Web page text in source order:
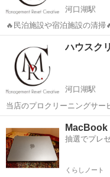
河口湖駅
🔥民泊施設や宿泊施設の清掃🔥 私たちは、民泊清掃サービスを通
お客様に最高の宿泊体験を提
単なる作業ではなく、訪れる
プロセスです。私たちは以下
河口湖
ハウスク
河口湖駅
当店のプロクリーニングサー
す。専門的な技術と豊富な経
じて以下のサービスをご提供します ハウスクリーニン
り、窓などの徹底的な清掃を
抽選でプレ
くらしノート